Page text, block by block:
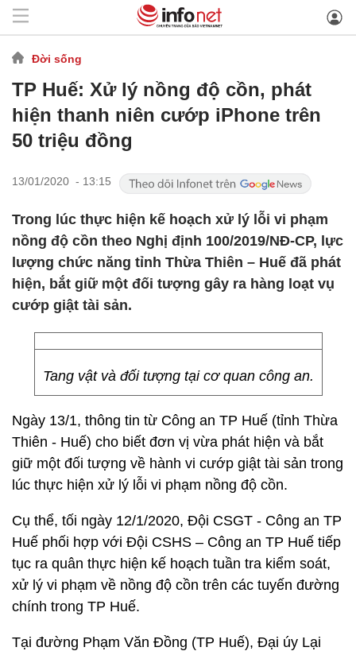
Đời sống
TP Huế: Xử lý nồng độ cồn, phát
hiện thanh niên cướp iPhone trên
50 triệu đồng
13/01/2020 - 13:15
Trong lúc thực hiện kế hoạch xử lý lỗi vi phạm
nồng độ cồn theo Nghị định 100/2019/NĐ-CP, lực
lượng chức năng tỉnh Thừa Thiên – Huế đã phát
hiện, bắt giữ một đối tượng gây ra hàng loạt vụ
cướp giật tài sản.
Tang vật và đối tượng tại cơ quan công an.
Ngày 13/1, thông tin từ Công an TP Huế (tỉnh Thừa
Thiên - Huế) cho biết đơn vị vừa phát hiện và bắt
giữ một đối tượng về hành vi cướp giật tài sản trong
lúc thực hiện xử lý lỗi vi phạm nồng độ cồn.
Cụ thể, tối ngày 12/1/2020, Đội CSGT - Công an TP
Huế phối hợp với Đội CSHS – Công an TP Huế tiếp
tục ra quân thực hiện kế hoạch tuần tra kiểm soát,
xử lý vi phạm về nồng độ cồn trên các tuyến đường
chính trong TP Huế.
Tại đường Phạm Văn Đồng (TP Huế), Đại úy Lại